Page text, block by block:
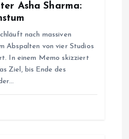
Asha Sharma:
nach massiven
Abspalten von vier Studios
In einem Memo skizziert
Ziel, bis Ende des